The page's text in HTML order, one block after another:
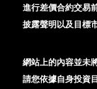
進行差價合約交易
披露聲明以及目標
網站上的內容並未
請您依據自身投資